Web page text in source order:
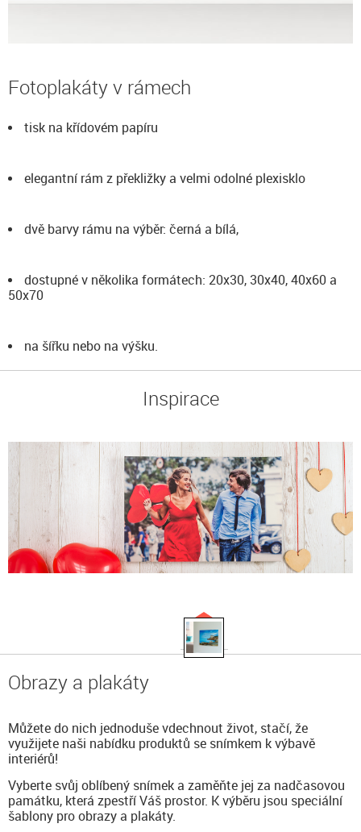
Fotoplakáty v rámech
tisk na křídovém papíru
elegantní rám z překližky a velmi odolné plexisklo
dvě barvy rámu na výběr: černá a bílá,
dostupné v několika formátech: 20x30, 30x40, 40x60 a
50x70
na šířku nebo na výšku.
Inspirace
Obrazy a plakáty
Můžete do nich jednoduše vdechnout život, stačí, že
využijete naši nabídku produktů se snímkem k výbavě
interiérů!
Vyberte svůj oblíbený snímek a zaměňte jej za nadčasovou
památku, která zpestří Váš prostor. K výběru jsou speciální
šablony pro obrazy a plakáty.